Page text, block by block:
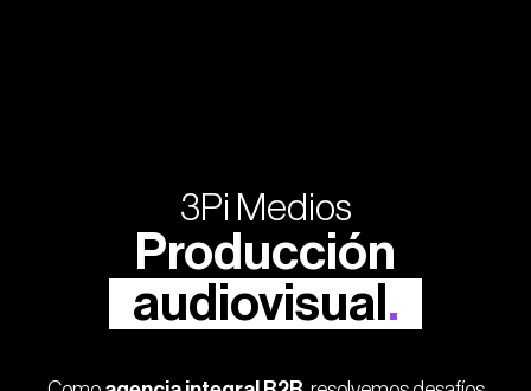
3Pi Medios
Producción
audiovisual .